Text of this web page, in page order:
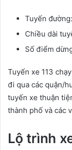
Tuyến
Chiều dài
Số điểm
Tuyến xe 113
đi qua các quận/
tuyến xe thuận
thành phố và các
Lộ trình